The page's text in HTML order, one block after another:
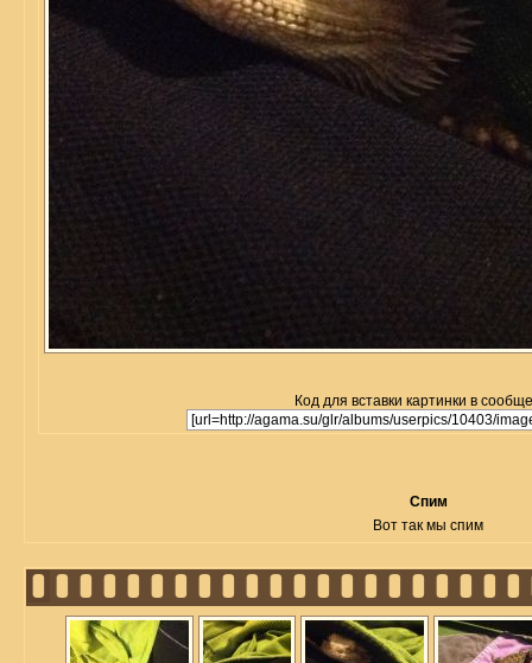
Код для вставки картинки в
Спим
Вот так мы спим